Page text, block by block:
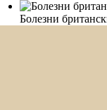
Болезни